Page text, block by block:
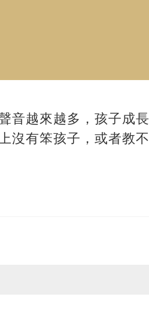
音越來越多，孩子成長
沒有笨孩子，或者教不